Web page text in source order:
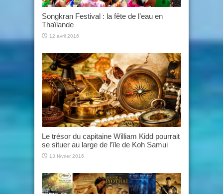
Songkran Festival : la fête de l’eau en
Thaïlande
12 avril 2016
Le trésor du capitaine William Kidd pourrait
se situer au large de l’île de Koh Samui
13 février 2016